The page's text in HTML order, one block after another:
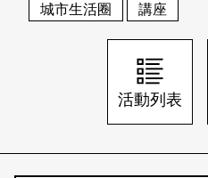
刊物索取地點
刊登活動
日本語
城市生活圈
講座
活動列表